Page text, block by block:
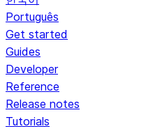
Português
Get started
Guides
Developer
Reference
Release notes
Tutorials